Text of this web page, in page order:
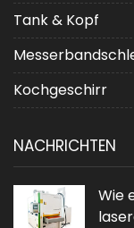
Tank & Kopf
Kochgeschirr
NACHRICHTEN
Wie